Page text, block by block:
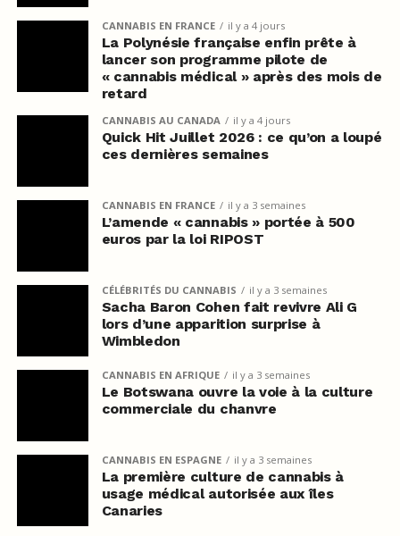
CANNABIS EN FRANCE il y a 4 jours
La Polynésie française enfin prête à
lancer son programme pilote de
« cannabis médical » après des mois de
retard
CANNABIS AU CANADA il y a 4 jours
Quick Hit Juillet 2026 : ce qu’on a loupé
ces dernières semaines
CANNABIS EN FRANCE il y a 3 semaines
L’amende « cannabis » portée à 500
euros par la loi RIPOST
CÉLÉBRITÉS DU CANNABIS il y a 3 semaines
Sacha Baron Cohen fait revivre Ali G
lors d’une apparition surprise à
Wimbledon
CANNABIS EN AFRIQUE il y a 3 semaines
Le Botswana ouvre la voie à la culture
commerciale du chanvre
CANNABIS EN ESPAGNE il y a 3 semaines
La première culture de cannabis à
usage médical autorisée aux îles
Canaries